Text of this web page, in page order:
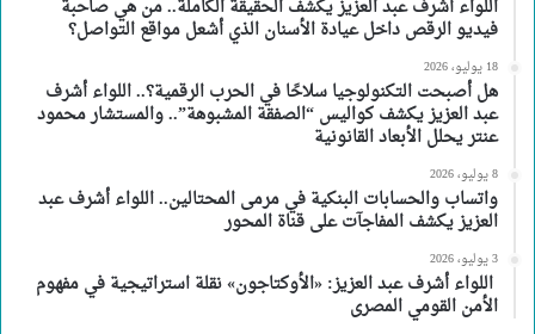
اللواء أشرف عبد العزيز يكشف الحقيقة الكاملة.. من هي صاحبة
فيديو الرقص داخل عيادة الأسنان الذي أشعل مواقع التواصل؟
18 يوليو، 2026
هل أصبحت التكنولوجيا سلاحًا في الحرب الرقمية؟.. اللواء أشرف
عبد العزيز يكشف كواليس “الصفقة المشبوهة”.. والمستشار محمود
عنتر يحلل الأبعاد القانونية
8 يوليو، 2026
واتساب والحسابات البنكية في مرمى المحتالين.. اللواء أشرف عبد
العزيز يكشف المفاجآت على قناة المحور
3 يوليو، 2026
اللواء أشرف عبد العزيز: «الأوكتاجون» نقلة استراتيجية في مفهوم
الأمن القومي المصرى